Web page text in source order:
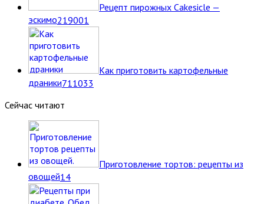
Рецепт пирожных Cakesicle —
эскимо219001
Как приготовить картофельные
драники711033
Сейчас читают
Приготовление тортов: рецепты из
овощей14